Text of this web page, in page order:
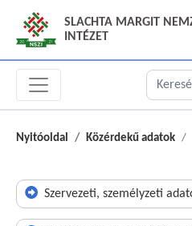
SLACHTA MARGIT
INTÉZET
Nyitóoldal Közérdekű adatok
Szervezeti, személyzeti